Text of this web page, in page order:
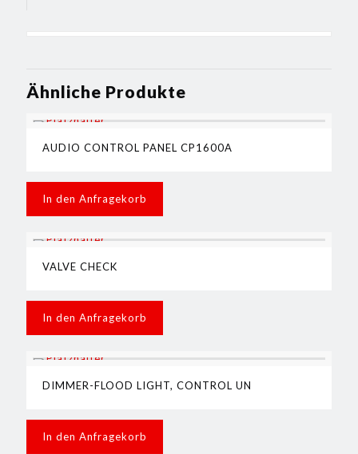
Ähnliche Produkte
AUDIO CONTROL PANEL CP1600A
In den Anfragekorb
VALVE CHECK
In den Anfragekorb
DIMMER-FLOOD LIGHT, CONTROL UN
In den Anfragekorb